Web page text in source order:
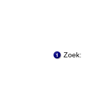
Zoek: